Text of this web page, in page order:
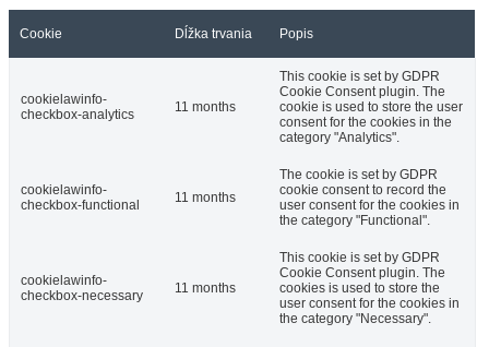
Cookie Dĺžka trvania Popis
cookielawinfo-
checkbox-analytics
11 months
This cookie is set by GDPR
Cookie Consent plugin. The
cookie is used to store the user
consent for the cookies in the
category "Analytics".
cookielawinfo-
checkbox-functional
11 months
The cookie is set by GDPR
cookie consent to record the
user consent for the cookies in
the category "Functional".
cookielawinfo-
checkbox-necessary
11 months
This cookie is set by GDPR
Cookie Consent plugin. The
cookies is used to store the
user consent for the cookies in
the category "Necessary".